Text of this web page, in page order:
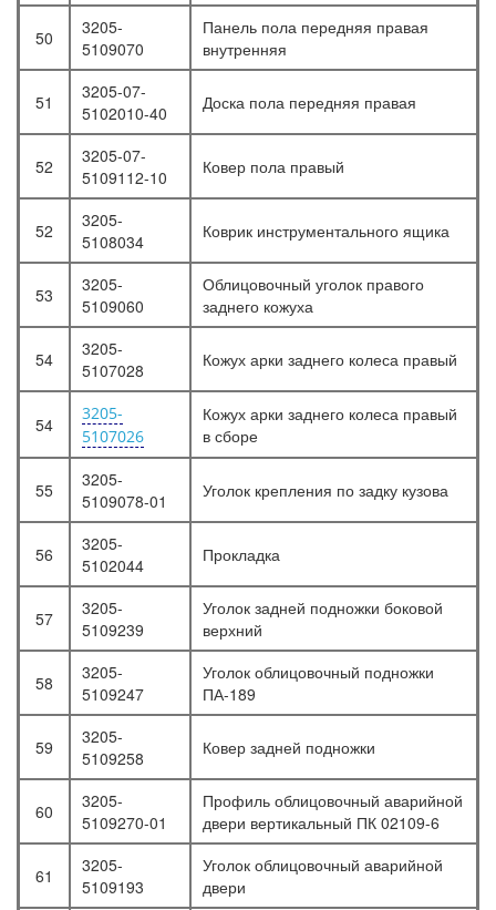
50
3205-
5109070
Панель пола передняя правая
внутренняя
51
3205-07-
5102010-40
Доска пола передняя правая
52
3205-07-
5109112-10
Ковер пола правый
52
3205-
5108034
Коврик инструментального ящика
53
3205-
5109060
Облицовочный уголок правого
заднего кожуха
54
3205-
5107028
Кожух арки заднего колеса правый
54
3205-
5107026
Кожух арки заднего колеса правый
в сборе
55
3205-
5109078-01
Уголок крепления по задку кузова
56
3205-
5102044
Прокладка
57
3205-
5109239
Уголок задней подножки боковой
верхний
58
3205-
5109247
Уголок облицовочный подножки
ПА-189
59
3205-
5109258
Ковер задней подножки
60
3205-
5109270-01
Профиль облицовочный аварийной
двери вертикальный ПК 02109-6
61
3205-
5109193
Уголок облицовочный аварийной
двери